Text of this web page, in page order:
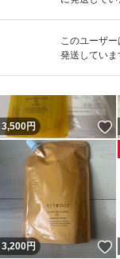
なる方
早く落としたい方
手で使いたい方
に取り、やさしく
このユーザ
発送していま
いね！
3,500円
いね！
3,200円